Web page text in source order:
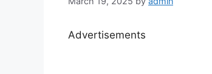
Advertisements